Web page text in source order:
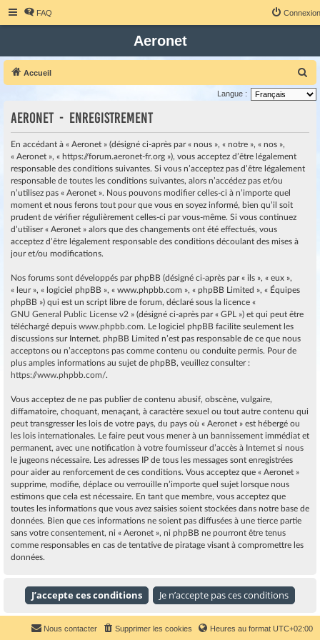
FAQ Connexion
Aeronet
Accueil
e
Langue :
Aeronet - Enregistrement
En accédant à « Aeronet » (désigné ci-après par « nous », « notre », « nos »,
« Aeronet », « https://forum.aeronet-fr.org »), vous acceptez d’être légalement
responsable des conditions suivantes. Si vous n’acceptez pas d’être légalement
responsable de toutes les conditions suivantes, alors n’accédez pas et/ou
n’utilisez pas « Aeronet ». Nous pouvons modifier celles-ci à n’importe quel
moment et nous ferons tout pour que vous en soyez informé, bien qu’il soit
prudent de vérifier régulièrement celles-ci par vous-même. Si vous continuez
d’utiliser « Aeronet » alors que des changements ont été effectués, vous
acceptez d’être légalement responsable des conditions découlant des mises à
jour et/ou modifications.
Nos forums sont développés par phpBB (désigné ci-après par « ils », « eux »,
« leur », « logiciel phpBB », « www.phpbb.com », « phpBB Limited », « Équipes
phpBB ») qui est un script libre de forum, déclaré sous la licence «
GNU General Public License v2 » (désigné ci-après par « GPL ») et qui peut être
téléchargé depuis www.phpbb.com. Le logiciel phpBB facilite seulement les
discussions sur Internet. phpBB Limited n’est pas responsable de ce que nous
acceptons ou n’acceptons pas comme contenu ou conduite permis. Pour de
plus amples informations au sujet de phpBB, veuillez consulter :
https://www.phpbb.com/.
Vous acceptez de ne pas publier de contenu abusif, obscène, vulgaire,
diffamatoire, choquant, menaçant, à caractère sexuel ou tout autre contenu qui
peut transgresser les lois de votre pays, du pays où « Aeronet » est hébergé ou
les lois internationales. Le faire peut vous mener à un bannissement immédiat et
permanent, avec une notification à votre fournisseur d’accès à Internet si nous
le jugeons nécessaire. Les adresses IP de tous les messages sont enregistrées
pour aider au renforcement de ces conditions. Vous acceptez que « Aeronet »
supprime, modifie, déplace ou verrouille n’importe quel sujet lorsque nous
estimons que cela est nécessaire. En tant que membre, vous acceptez que
toutes les informations que vous avez saisies soient stockées dans notre base de
données. Bien que ces informations ne soient pas diffusées à une tierce partie
sans votre consentement, ni « Aeronet », ni phpBB ne pourront être tenus
comme responsables en cas de tentative de piratage visant à compromettre les
données.
Heures au format UTC+02:00
Supprimer les cookies
Nous contacter